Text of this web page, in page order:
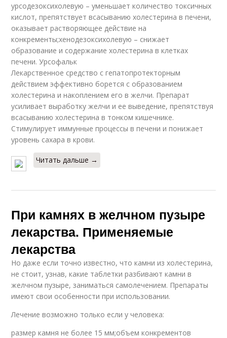
урсодезоксихолевую – уменьшает количество токсичных
кислот, препятствует всасыванию холестерина в печени,
оказывает растворяющее действие на
конкременты;хенодезоксихолевую – снижает
образование и содержание холестерина в клетках
печени. Урсофальк
Лекарственное средство с гепатопротекторным
действием эффективно борется с образованием
холестерина и накоплением его в желчи. Препарат
усиливает выработку желчи и ее выведение, препятствуя
всасыванию холестерина в тонком кишечнике.
Стимулирует иммунные процессы в печени и понижает
уровень сахара в крови.
Читать дальше →
При камнях в желчном пузыре
лекарства. Применяемые
лекарства
Но даже если точно известно, что камни из холестерина,
не стоит, узнав, какие таблетки разбивают камни в
желчном пузыре, заниматься самолечением. Препараты
имеют свои особенности при использовании.
Лечение возможно только если у человека:
размер камня не более 15 мм;объем конкрементов